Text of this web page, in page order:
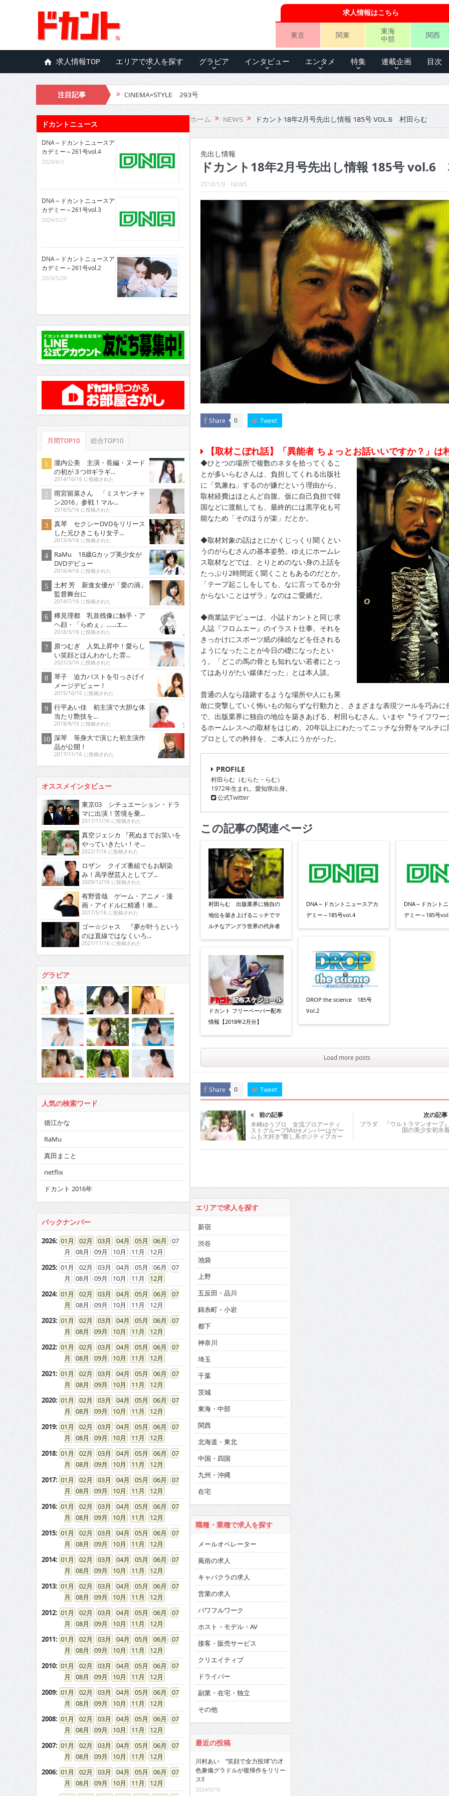
求人情報はこちら
東京 関東
東海
中部
関西
求人情報TOP エリアで求人を探す グラビア インタビュー エンタメ 特集 連載企画 目次
注目記事 CINEMA×STYLE 293号
CINEMA×STYLE 292号
CINEMA×STYLE 291号
CINEMA×STYLE 290号
CINEMA×STYLE 289号
CINEMA×STYLE 288号
CINEMA×STYLE 286号
CINEMA×STYLE 285号
CINEMA×STYLE 294号
ホーム NEWS ドカント18年2月号先出し情報 185号 VOL.6 村田らむ
先出し情報
ドカント18年2月号先出し情報 185号 vol.6
2018/1/9 NEWS
Share 0 Tweet
【取材こぼれ話】「異能者 ちょっとお話いいですか？」は
◆ひとつの場所で複数のネタを拾ってくるこ
とが多いらむさんは、負担してくれる出版社
に「気兼ね」するのが嫌だという理由から、
取材経費はほとんど自腹。仮に自己負担で韓
国などに渡航しても、最終的には黒字化も可
能なため「そのほうが楽」だとか。
◆取材対象の話はとにかくじっくり聞くとい
うのがらむさんの基本姿勢。ゆえにホームレ
ス取材などでは、とりとめのない身の上話を
たっぷり2時間近く聞くこともあるのだとか。
「テープ起こしをしても、なに言ってるか分
からないことはザラ」なのはご愛嬌だ。
◆商業誌デビューは、小誌ドカントと同じ求
人誌『フロムエー』のイラスト仕事。それを
きっかけにスポーツ紙の挿絵などを任される
ようになったことが今日の礎になったとい
う。「どこの馬の骨とも知れない若者にとっ
てはありがたい媒体だった」とは本人談。
普通の人なら躊躇するような場所や人にも果
敢に突撃していく怖いもの知らずな行動力と、さまざまな表現ツールを巧みに
で、出版業界に独自の地位を築きあげる、村田らむさん。いまや〝ライフワー
るホームレスへの取材をはじめ、20年以上にわたってニッチな分野をマルチ
プロとしての矜持を、ご本人にうかがった。
PROFILE
村田らむ（むらた・らむ）
1972年生まれ。愛知県出身。
公式Twitter
この記事の関連ページ
村田らむ 出版業界に独自の
地位を築き上げるニッチでマ
ルチなアングラ世界の代弁者
ドカント フリーペーパー配布
情報【2018年2月分】
DNA～ドカントニュースアカ
デミー～185号vol.4
DROP the science 185号
Vol.2
DNA～ドカント
デミー～185号
Load more posts
Share 0 Tweet
前の記事
木崎ゆうプロ 女流プロアーティ
ストグループMoreメンバーはゲー
ムも大好き“癒し系ポジティブガー
ル”
次の記事
ブラダ 『ウルトラマンオーブ
国の美少女初水
エリアで求人を探す
新宿
渋谷
池袋
上野
五反田・品川
錦糸町・小岩
都下
神奈川
埼玉
千葉
茨城
東海・中部
関西
北海道・東北
中国・四国
九州・沖縄
在宅
職種・業種で求人を探す
メールオペレーター
風俗の求人
キャバクラの求人
営業の求人
パワフルワーク
ホスト・モデル・AV
接客・販売サービス
クリエイティブ
ドライバー
副業・在宅・独立
その他
最近の投稿
川村あい “笑顔で全力投球”の才
色兼備グラドルが復帰作をリリー
ス!!
2024/5/16
ドカントニュース
DNA～ドカントニュースア
カデミー～261号vol.4
2024/6/3
DNA～ドカントニュースア
カデミー～261号vol.3
2024/5/27
DNA～ドカントニュースア
カデミー～261号vol.2
2024/5/20
月間TOP10 総合TOP10
瀧内公美 主演・長編・ヌード
の初が３つ!!!ギラギ...
2014/10/16 に投稿された
雨宮留菜さん 「ミスヤンチャ
ン2016」参戦！マル...
2016/5/16 に投稿された
真琴 セクシーDVDをリリース
した元ひきこもり女子...
2013/4/16 に投稿された
RaMu 18歳Gカップ美少女が
DVDデビュー
2016/4/16 に投稿された
土村 芳 新進女優が「愛の渦」
監督舞台に
2014/7/16 に投稿された
稀見理都 乳首残像に触手・ア
ヘ顔・「らめぇ」……エ...
2018/3/16 に投稿された
原つむぎ 人気上昇中！愛らし
い笑顔とほんわかした雰...
2021/3/16 に投稿された
琴子 迫力バストを引っさげイ
メージデビュー！
2015/10/16 に投稿された
行平あい佳 初主演で大胆な体
当たり艶技を…
2018/9/15 に投稿された
深琴 等身大で演じた初主演作
品が公開！
2017/11/16 に投稿された
オススメインタビュー
東京03 シチュエーション・ドラ
マに出演！苦境を乗...
2017/11/16 に投稿された
真空ジェシカ 『死ぬまでお笑いを
やっていきたい！そ...
2022/7/16 に投稿された
ロザン クイズ番組でもお馴染
み！高学歴芸人としてブ...
2009/12/16 に投稿された
有野晋哉 ゲーム・アニメ・漫
画・アイドルに精通！単...
2017/5/16 に投稿された
ゴー☆ジャス 『夢が叶うという
のは直線ではなくいろ...
2021/11/16 に投稿された
グラビア
人気の検索ワード
徳江かな
RaMu
真田まこと
netflix
ドカント 2016年
バックナンバー
2026: 01 02 03 04 05 06
07
08
09 10 11
12
2025: 01 02 03 04 05 06
07
08
09 10 11
12
2024: 01 02 03 04 05 06
07
08
09 10 11
12
2023: 01 02 03 04 05 06
07
08
09 10 11
12
2022: 01 02 03 04 05 06
07
08
09 10 11
12
2021: 01 02 03 04 05 06
07
08
09 10 11
12
2020: 01 02 03 04 05 06
07
08
09 10 11
12
2019: 01 02 03 04 05 06
07
08
09 10 11
12
2018: 01 02 03 04 05 06
07
08
09 10 11
12
2017: 01 02 03 04 05 06
07
08
09 10 11
12
2016: 01 02 03 04 05 06
07
08
09 10 11
12
2015: 01 02 03 04 05 06
07
08
09 10 11
12
2014: 01 02 03 04 05 06
07
08
09 10 11
12
2013: 01 02 03 04 05 06
07
08
09 10 11
12
2012: 01 02 03 04 05 06
07
08
09 10 11
12
2011: 01 02 03 04 05 06
07
08
09 10 11
12
2010: 01 02 03 04 05 06
07
08
09 10 11
12
2009: 01 02 03 04 05 06
07
08
09 10 11
12
2008: 01 02 03 04 05 06
07
08
09 10 11
12
2007: 01 02 03 04 05 06
07
08
09 10 11
12
2006: 01 02 03 04 05 06
07
08
09 10 11
12